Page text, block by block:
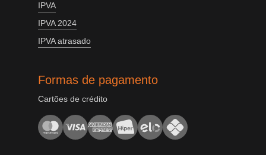
IPVA
IPVA 2024
IPVA atrasado
Formas de pagamento
Cartões de crédito